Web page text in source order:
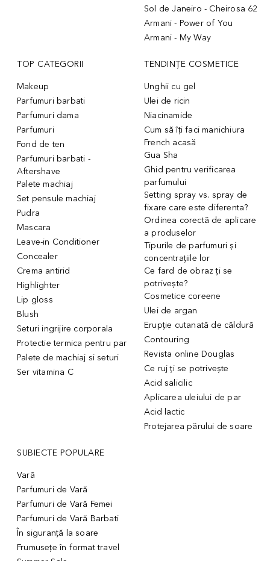
Sol de Janeiro - Cheirosa 62
Armani - Power of You
Armani - My Way
TOP CATEGORII
Makeup
Parfumuri barbati
Parfumuri dama
Parfumuri
Fond de ten
Parfumuri barbati -
Aftershave
Palete machiaj
Set pensule machiaj
Pudra
Mascara
Leave-in Conditioner
Concealer
Crema antirid
Highlighter
Lip gloss
Blush
Seturi ingrijire corporala
Protectie termica pentru par
Palete de machiaj si seturi
Ser vitamina C
TENDINȚE COSMETICE
Unghii cu gel
Ulei de ricin
Niacinamide
Cum să îți faci manichiura
French acasă
Gua Sha
Ghid pentru verificarea
parfumului
Setting spray vs. spray de
fixare care este diferenta?
Ordinea corectă de aplicare
a produselor
Tipurile de parfumuri și
concentrațiile lor
Ce fard de obraz ți se
potrivește?
Cosmetice coreene
Ulei de argan
Erupție cutanată de căldură
Contouring
Revista online Douglas
Ce ruj ți se potrivește
Acid salicilic
Aplicarea uleiului de par
Acid lactic
Protejarea părului de soare
SUBIECTE POPULARE
Vară
Parfumuri de Vară
Parfumuri de Vară Femei
Parfumuri de Vară Barbati
În siguranță la soare
Frumusețe în format travel